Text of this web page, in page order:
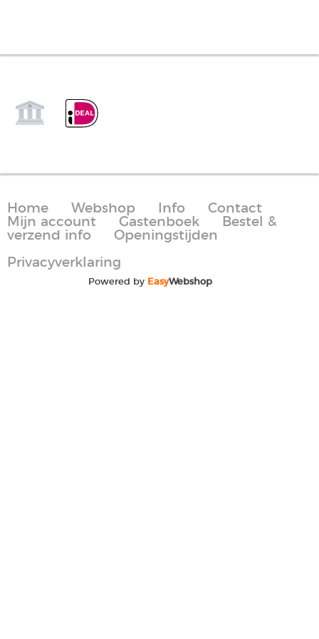
Home Webshop Info
Contact
Mijn account
Gastenboek
Bestel &
verzend info
Openingstijden
Privacyverklaring
Powered by EasyWebshop